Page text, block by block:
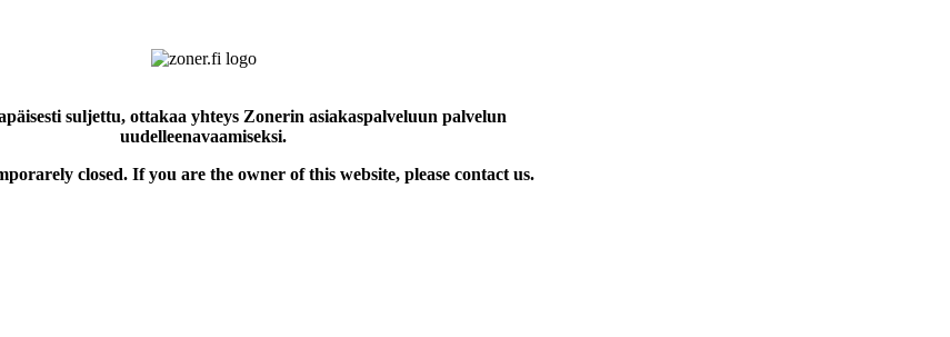
suljettu, ottakaa yhteys Zonerin asiakaspalveluun palvelun
uudelleenavaamiseksi.
closed. If you are the owner of this website, please contact us.